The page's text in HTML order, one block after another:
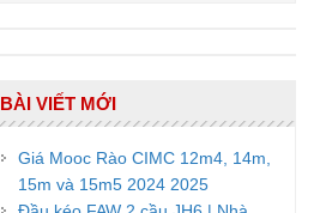
BÀI VIẾT MỚI
Giá Mooc Rào CIMC 12m4, 14m,
15m và 15m5 2024 2025